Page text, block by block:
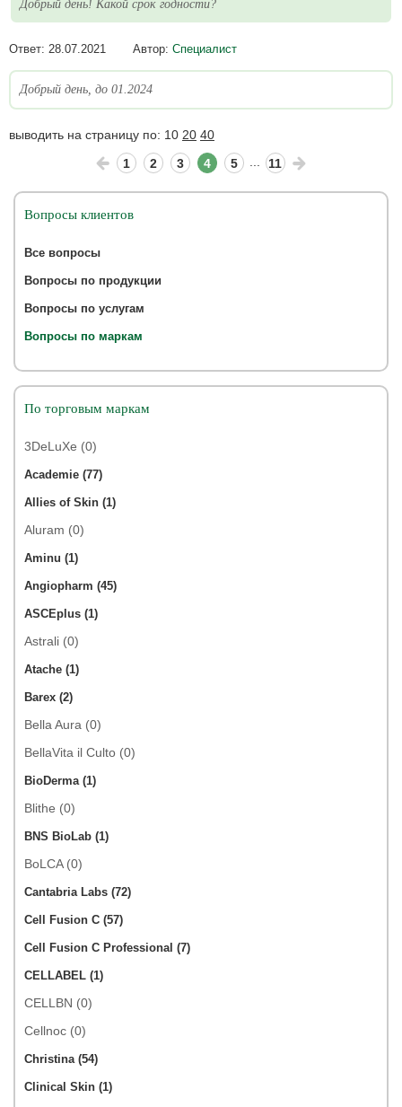
Добрый день! Какой срок годности?
Ответ: 28.07.2021 Автор: Специалист
Добрый день, до 01.2024
выводить на страницу по: 10 20 40
1
2 3 4 5 ... 11
Вопросы клиентов
Все вопросы
Вопросы по продукции
Вопросы по услугам
Вопросы по маркам
По торговым маркам
3DeLuXe (0)
Academie (77)
Allies of Skin (1)
Aluram (0)
Aminu (1)
Angiopharm (45)
ASCEplus (1)
Astrali (0)
Atache (1)
Barex (2)
Bella Aura (0)
BellaVita il Culto (0)
BioDerma (1)
Blithe (0)
BNS BioLab (1)
BoLCA (0)
Cantabria Labs (72)
Cell Fusion C (57)
Cell Fusion C Professional (7)
CELLABEL (1)
CELLBN (0)
Cellnoc (0)
Christina (54)
Clinical Skin (1)